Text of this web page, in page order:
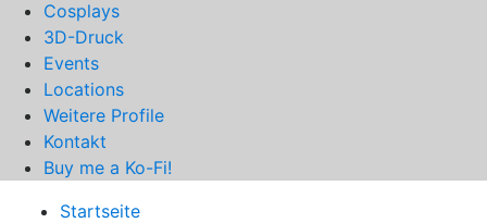
Cosplays
3D-Druck
Events
Locations
Weitere Profile
Kontakt
Buy me a Ko-Fi!
Startseite